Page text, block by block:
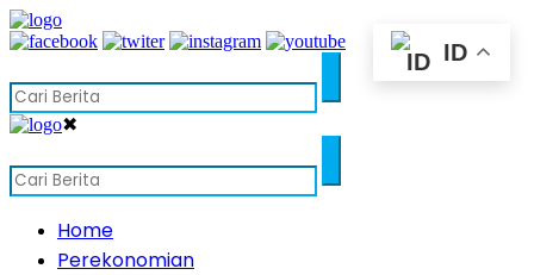
✖
Home
Perekonomian
ID